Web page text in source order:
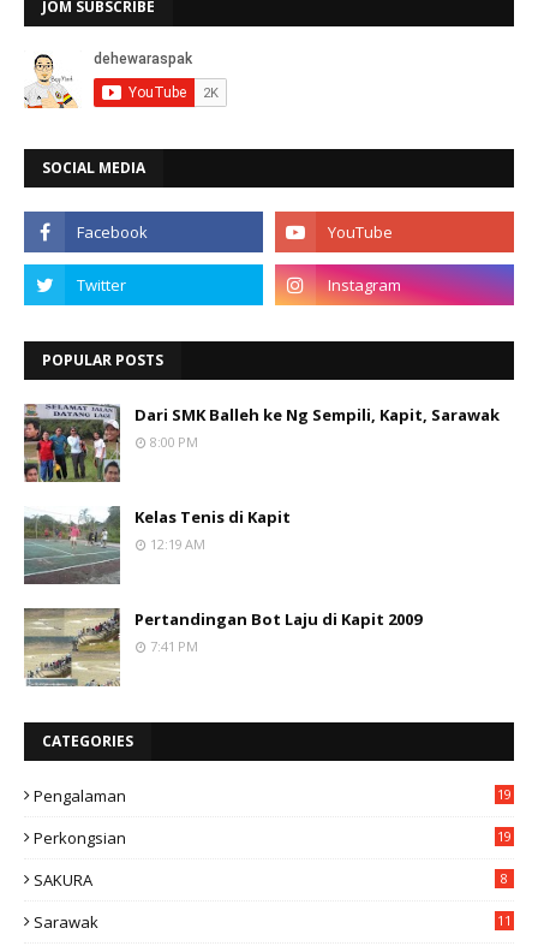
JOM SUBSCRIBE
SOCIAL MEDIA
POPULAR POSTS
Dari SMK Balleh ke Ng Sempili, Kapit, Sarawak
8:00 PM
Kelas Tenis di Kapit
12:19 AM
Pertandingan Bot Laju di Kapit 2009
7:41 PM
CATEGORIES
Pengalaman 19
Perkongsian 19
SAKURA 8
Sarawak 11